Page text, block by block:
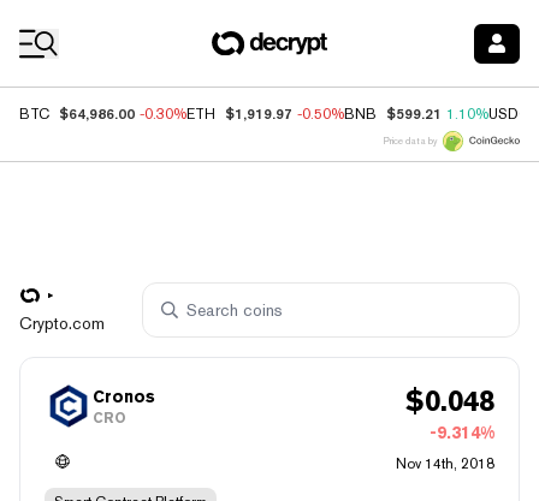
BTC $64,986.00 -0.30%ETH $1,919.97 -0.50%BNB $599.21 1.10%USDC
Price data by
Crypto.com
Cronos
CRO $0.048
-9.314%
Nov 14th, 2018